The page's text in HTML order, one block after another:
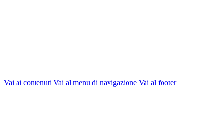
Vai ai contenuti Vai al menu di navigazione Vai al footer